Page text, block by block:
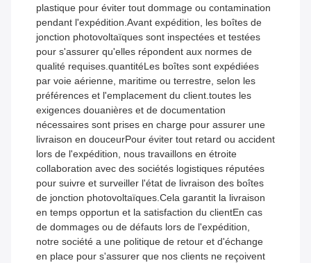
plastique pour éviter tout dommage ou contamination
pendant l'expédition.Avant expédition, les boîtes de
jonction photovoltaïques sont inspectées et testées
pour s'assurer qu'elles répondent aux normes de
qualité requises.quantitéLes boîtes sont expédiées
par voie aérienne, maritime ou terrestre, selon les
préférences et l'emplacement du client.toutes les
exigences douanières et de documentation
nécessaires sont prises en charge pour assurer une
livraison en douceurPour éviter tout retard ou accident
lors de l'expédition, nous travaillons en étroite
collaboration avec des sociétés logistiques réputées
pour suivre et surveiller l'état de livraison des boîtes
de jonction photovoltaïques.Cela garantit la livraison
en temps opportun et la satisfaction du clientEn cas
de dommages ou de défauts lors de l'expédition,
notre société a une politique de retour et d'échange
en place pour s'assurer que nos clients ne reçoivent